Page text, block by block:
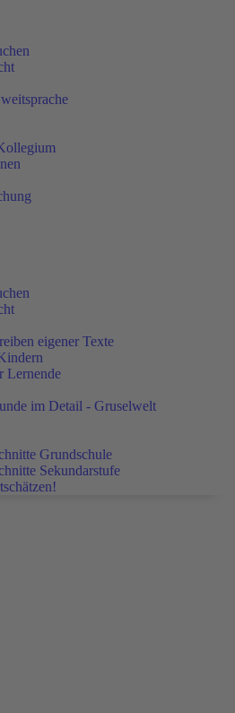
eigener Texte
Lernende
im Detail - Gruselwelt
Grundschule
Sekundarstufe